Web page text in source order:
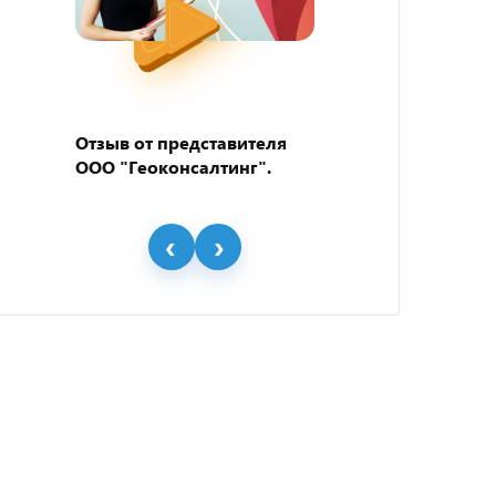
Отзыв от представителя
ООО "Геоконсалтинг".